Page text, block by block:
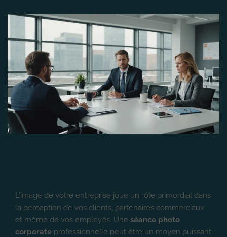
L’image de votre entreprise joue un rôle primordial dans
la perception de vos clients, partenaires commerciaux
et même de vos employés. Une séance photo
corporate professionnelle peut être un moyen puissant